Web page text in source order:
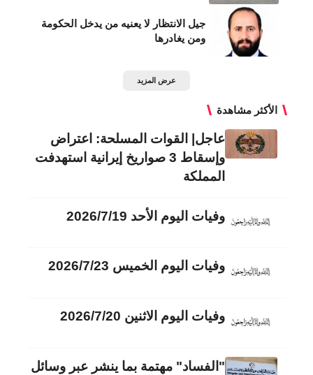
جيل الانتظار لا يعنيه من يدخل الحكومة
ومن يغادرها
عرض المزيد
الأكثر مشاهدة
عاجل| القوات المسلحة: اعتراض
وإسقاط 3 صواريخ إيرانية استهدفت
المملكة
وفيات اليوم الأحد 2026/7/19
وفيات اليوم الخميس 2026/7/23
وفيات اليوم الاثنين 2026/7/20
"الفساد" مهتمة بما ينشر عبر وسائل